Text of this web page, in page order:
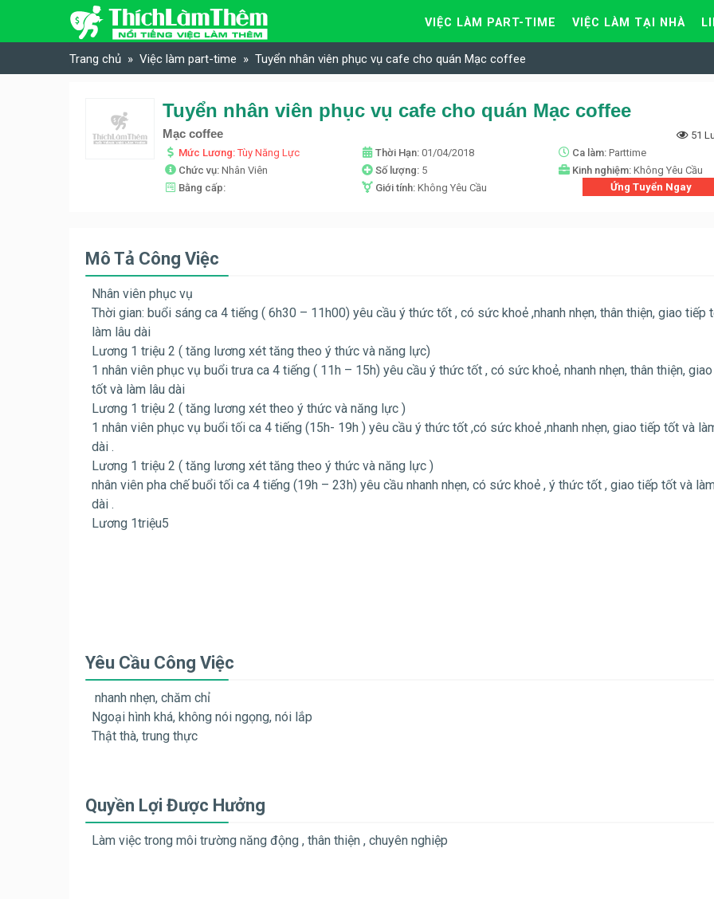
Skip to content
VIỆC LÀM PART-TIME VIỆC LÀM TẠI NHÀ
Trang chủ Việc làm part-time Tuyển nhân viên phục vụ cafe cho quán Mạc coffee
Tuyển nhân viên phục vụ cafe cho quán Mạc coffee
Mạc coffee
51
Mức Lương:Tùy Năng Lực Thời Hạn: 01/04/2018 Ca làm: Parttime
Chức vụ: Nhân Viên Số lượng: 5 Kinh nghiệm: Không Yêu Cầu
Bằng cấp:
Giới tính: Không Yêu Cầu Ứng Tuyển Ngay
Mô Tả Công Việc
Nhân viên phục vụ
Thời gian: buổi sáng ca 4 tiếng ( 6h30 – 11h00) yêu cầu ý thức tốt , có sức khoẻ ,nhanh nhẹn, thân thiện, giao tiếp
làm lâu dài
Lương 1 triệu 2 ( tăng lương xét tăng theo ý thức và năng lực)
1 nhân viên phục vụ buổi trưa ca 4 tiếng ( 11h – 15h) yêu cầu ý thức tốt , có sức khoẻ, nhanh nhẹn, thân thiện,
tốt và làm lâu dài
Lương 1 triệu 2 ( tăng lương xét theo ý thức và năng lực )
1 nhân viên phục vụ buổi tối ca 4 tiếng (15h- 19h ) yêu cầu ý thức tốt ,có sức khoẻ ,nhanh nhẹn, giao tiếp tốt và
dài .
Lương 1 triệu 2 ( tăng lương xét tăng theo ý thức và năng lực )
nhân viên pha chế buổi tối ca 4 tiếng (19h – 23h) yêu cầu nhanh nhẹn, có sức khoẻ , ý thức tốt , giao tiếp tốt và
dài .
Lương 1triệu5
Yêu Cầu Công Việc
nhanh nhẹn, chăm chỉ
Ngoại hình khá, không nói ngọng, nói lắp
Thật thà, trung thực
Quyền Lợi Được Hưởng
Làm việc trong môi trường năng động , thân thiện , chuyên nghiệp